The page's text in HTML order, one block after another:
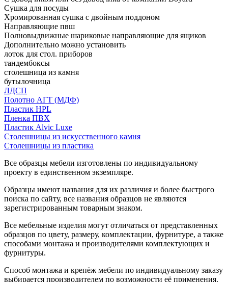
Сушка для посуды
Хромированная сушка с двойным поддоном
Направляющие пвш
Полновыдвижные шариковые направляющие для ящиков
Дополнительно можно установить
лоток для стол. приборов
тандембоксы
столешница из камня
бутылочница
ЛДСП
Полотно АГТ (МДФ)
Пластик HPL
Пленка ПВХ
Пластик Alvic Luxe
Столешницы из искусственного камня
Столешницы из пластика
Все образцы мебели изготовлены по индивидуальному
проекту в единственном экземпляре.
Образцы имеют названия для их различия и более быстрого
поиска по сайту, все названия образцов не являются
зарегистрированным товарным знаком.
Все мебельные изделия могут отличаться от представленных
образцов по цвету, размеру, комплектации, фурнитуре, а также
способами монтажа и производителями комплектующих и
фурнитуры.
Способ монтажа и крепёж мебели по индивидуальному заказу
выбирается производителем по возможности её применения.